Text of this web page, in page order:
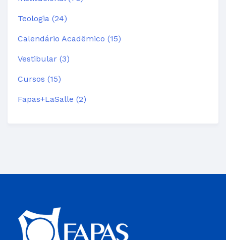
Teologia (24)
Calendário Acadêmico (15)
Vestibular (3)
Cursos (15)
Fapas+LaSalle (2)